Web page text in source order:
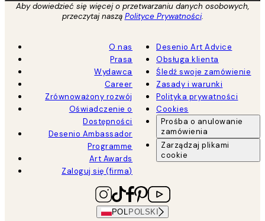
Aby dowiedzieć się więcej o przetwarzaniu danych osobowych,
przeczytaj naszą Polityce Prywatności.
O nas
Prasa
Wydawca
Career
Zrównoważony rozwój
Oświadczenie o
Dostępności
Desenio Ambassador
Programme
Art Awards
Zaloguj się (firma)
Desenio Art Advice
Obsługa klienta
Śledź swoje zamówienie
Zasady i warunki
Polityka prywatności
Cookies
Prośba o anulowanie
zamówienia
Zarządzaj plikami
cookie
POL POLSKI